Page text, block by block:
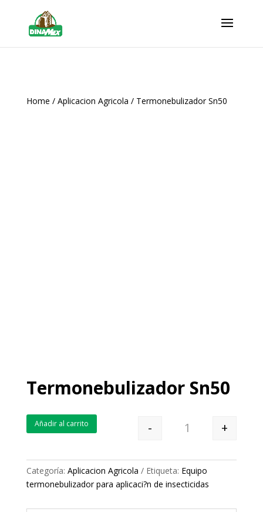
Home / Aplicacion Agricola / Termonebulizador Sn50
Termonebulizador Sn50
Quantity
- +
Añadir al carrito
Categoría: Aplicacion Agricola Etiqueta: Equipo
termonebulizador para aplicaci?n de insecticidas